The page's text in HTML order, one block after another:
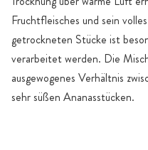
Fruchtfleisches und sein
getrockneten Stücke ist
verarbeitet werden. Die
ausgewogenes Verhältnis
sehr süßen Ananasstücken.